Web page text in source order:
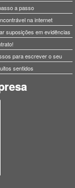
a passo
na internet
suposições em evidências
para escrever o seu
sentidos